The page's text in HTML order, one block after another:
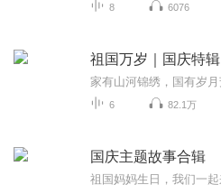
8 6076
祖国万岁｜国庆特辑
6 82.1万
国庆主题故事合辑